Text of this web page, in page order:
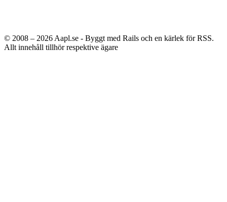
© 2008 – 2026 Aapl.se - Byggt med Rails och en kärlek för RSS.
Allt innehåll tillhör respektive ägare